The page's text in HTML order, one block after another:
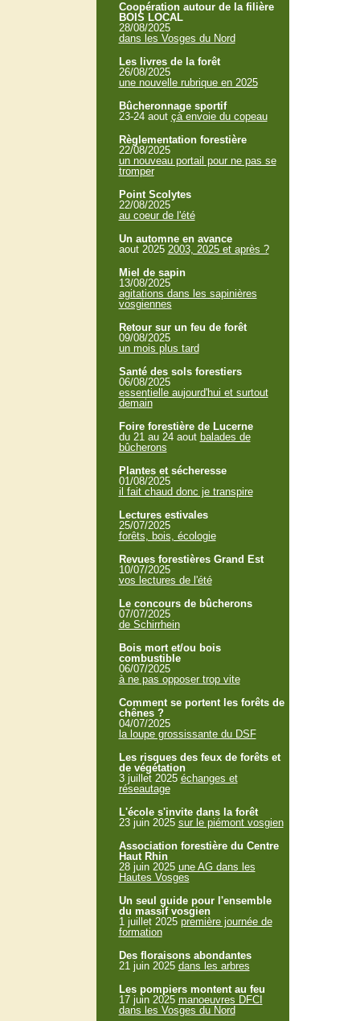
Coopération autour de la filière
BOIS LOCAL
28/08/2025
dans les Vosges du Nord
Les livres de la forêt
26/08/2025
une nouvelle rubrique en 2025
Bûcheronnage sportif
23-24 aout çà envoie du copeau
Règlementation forestière
22/08/2025
un nouveau portail pour ne pas se
tromper
Point Scolytes
22/08/2025
au coeur de l'été
Un automne en avance
aout 2025 2003, 2025 et après ?
Miel de sapin
13/08/2025
agitations dans les sapinières
vosgiennes
Retour sur un feu de forêt
09/08/2025
un mois plus tard
Santé des sols forestiers
06/08/2025
essentielle aujourd'hui et surtout
demain
Foire forestière de Lucerne
du 21 au 24 aout balades de
bûcherons
Plantes et sécheresse
01/08/2025
il fait chaud donc je transpire
Lectures estivales
25/07/2025
forêts, bois, écologie
Revues forestières Grand Est
10/07/2025
vos lectures de l'été
Le concours de bûcherons
07/07/2025
de Schirrhein
Bois mort et/ou bois
combustible
06/07/2025
à ne pas opposer trop vite
Comment se portent les forêts de
chênes ?
04/07/2025
la loupe grossissante du DSF
Les risques des feux de forêts et
de végétation
3 juillet 2025 échanges et
réseautage
L'école s'invite dans la forêt
23 juin 2025 sur le piémont vosgien
Association forestière du Centre
Haut Rhin
28 juin 2025 une AG dans les
Hautes Vosges
Un seul guide pour l'ensemble
du massif vosgien
1 juillet 2025 première journée de
formation
Des floraisons abondantes
21 juin 2025 dans les arbres
Les pompiers montent au feu
17 juin 2025 manoeuvres DFCI
dans les Vosges du Nord